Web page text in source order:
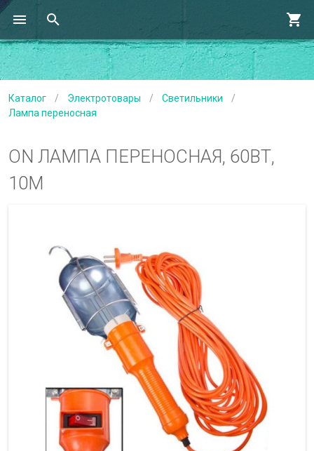
Каталог / Электротовары / Светильники
/
Лампа переносная
ON ЛАМПА ПЕРЕНОСНАЯ, 60ВТ,
10М